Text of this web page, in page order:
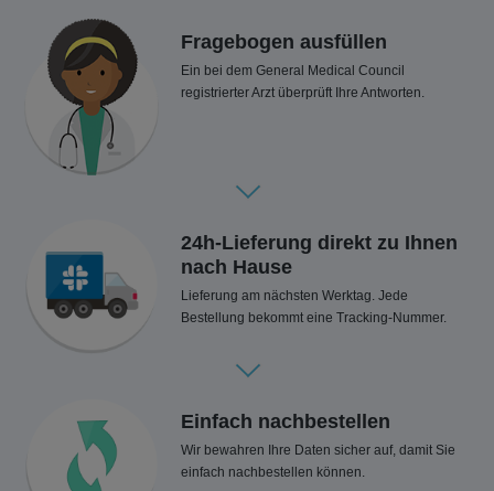
Fragebogen ausfüllen
Ein bei dem General Medical Council
registrierter Arzt überprüft Ihre Antworten.
24h-Lieferung direkt zu Ihnen
nach Hause
Lieferung am nächsten Werktag. Jede
Bestellung bekommt eine Tracking-Nummer.
Einfach nachbestellen
Wir bewahren Ihre Daten sicher auf, damit Sie
einfach nachbestellen können.